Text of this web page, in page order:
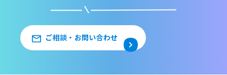
ご相談・お問い合わせ